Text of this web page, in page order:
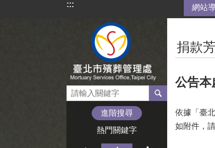
跳到主要內容區塊
::: 網站
進階搜尋
熱門關鍵字
捐款
公告本
依據「臺
如附件，